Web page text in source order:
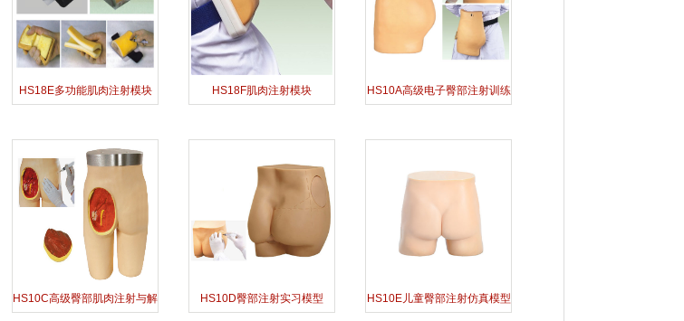
HS18E多功能肌肉注射模块 HS18F肌肉注射模块 HS10A高级电子臀部注射训练
HS10C高级臀部肌肉注射与解 HS10D臀部注射实习模型 HS10E儿童臀部注射仿真模型